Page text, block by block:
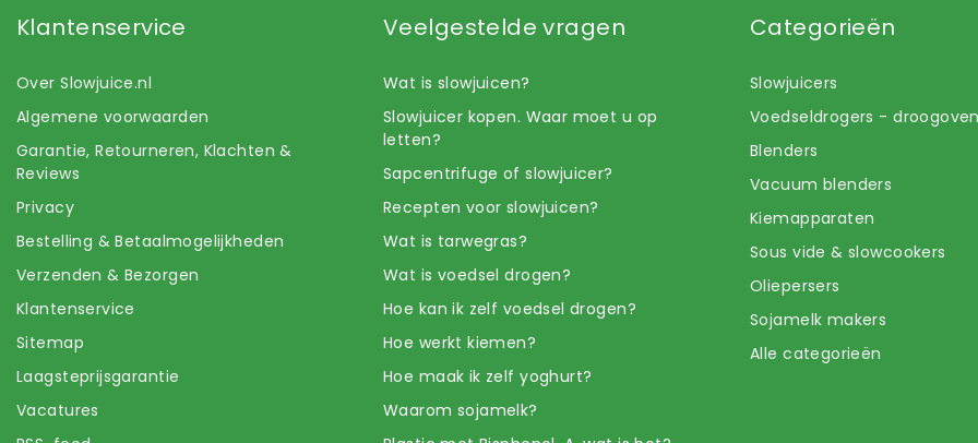
Klantenservice
Over Slowjuice.nl
Algemene voorwaarden
Garantie, Retourneren, Klachten &
Reviews
Privacy
Bestelling & Betaalmogelijkheden
Verzenden & Bezorgen
Klantenservice
Sitemap
Laagsteprijsgarantie
Vacatures
Veelgestelde vragen
Wat is slowjuicen?
Slowjuicer kopen. Waar moet u op
letten?
Sapcentrifuge of slowjuicer?
Recepten voor slowjuicen?
Wat is tarwegras?
Wat is voedsel drogen?
Hoe kan ik zelf voedsel drogen?
Hoe werkt kiemen?
Hoe maak ik zelf yoghurt?
Waarom sojamelk?
Categorieën
Slowjuicers
Voedseldrogers -
Blenders
Vacuum blenders
Kiemapparaten
Sous vide & slowcookers
Oliepersers
Sojamelk makers
Alle categorieën